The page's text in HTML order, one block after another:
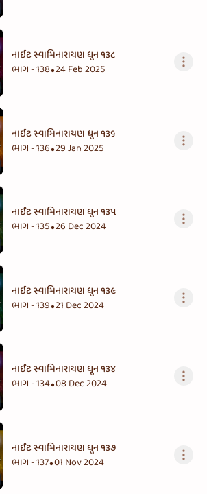
નાઈટ સ્વામિનારાયણ ધૂન ૧૩૮
ભાગ - 138•24 Feb 2025
નાઈટ સ્વામિનારાયણ ધૂન ૧૩૬
ભાગ - 136•29 Jan 2025
નાઈટ સ્વામિનારાયણ ધૂન ૧૩૫
ભાગ - 135•26 Dec 2024
નાઈટ સ્વામિનારાયણ ધૂન ૧૩૯
ભાગ - 139•21 Dec 2024
નાઈટ સ્વામિનારાયણ ધૂન ૧૩૪
ભાગ - 134•08 Dec 2024
નાઈટ સ્વામિનારાયણ ધૂન ૧૩૭
ભાગ - 137•01 Nov 2024